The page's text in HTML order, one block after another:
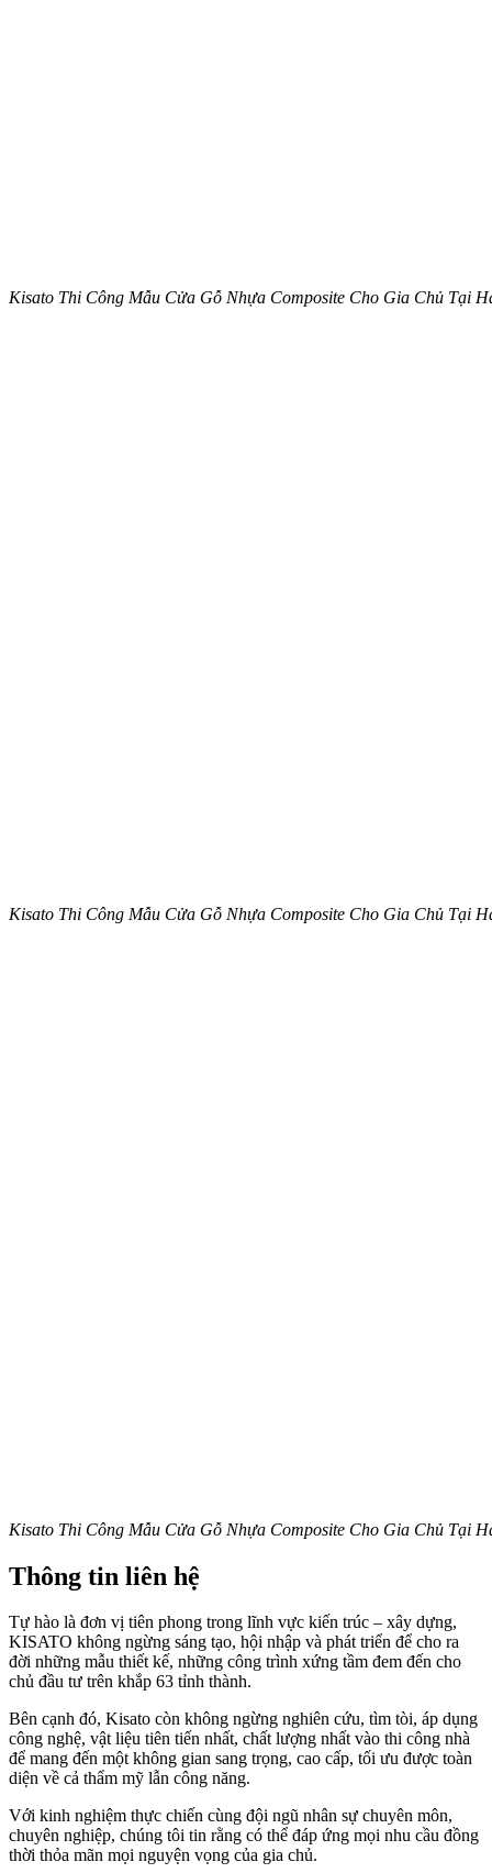
Kisato Thi Công Mẫu Cửa Gỗ Nhựa Composite Cho Gia Chủ Tại
Kisato Thi Công Mẫu Cửa Gỗ Nhựa Composite Cho Gia Chủ Tại
Kisato Thi Công Mẫu Cửa Gỗ Nhựa Composite Cho Gia Chủ Tại
Thông tin liên hệ
Tự hào là đơn vị tiên phong trong lĩnh vực kiến trúc – xây dựng,
KISATO không ngừng sáng tạo, hội nhập và phát triển để cho ra
đời những mẫu thiết kế, những công trình xứng tầm đem đến cho
chủ đầu tư trên khắp 63 tỉnh thành.
Bên cạnh đó, Kisato còn không ngừng nghiên cứu, tìm tòi, áp dụng
công nghệ, vật liệu tiên tiến nhất, chất lượng nhất vào thi công nhà
để mang đến một không gian sang trọng, cao cấp, tối ưu được toàn
diện về cả thẩm mỹ lẫn công năng.
Với kinh nghiệm thực chiến cùng đội ngũ nhân sự chuyên môn,
chuyên nghiệp, chúng tôi tin rằng có thể đáp ứng mọi nhu cầu đồng
thời thỏa mãn mọi nguyện vọng của gia chủ.